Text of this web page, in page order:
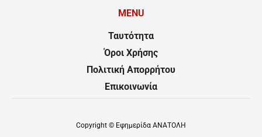
MENU
Ταυτότητα
Όροι Χρήσης
Πολιτική Απορρήτου
Επικοινωνία
Copyright © Εφημερίδα ΑΝΑΤΟΛΗ